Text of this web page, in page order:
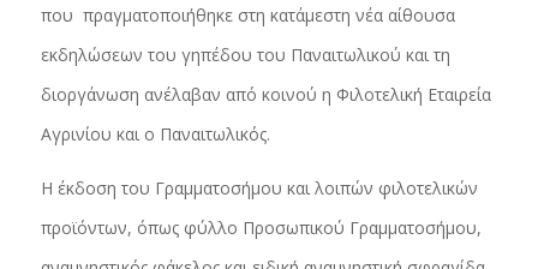
που πραγματοποιήθηκε στη κατάμεστη νέα αίθουσα
εκδηλώσεων του γηπέδου του Παναιτωλικού και τη
διοργάνωση ανέλαβαν από κοινού η Φιλοτελική Εταιρεία
Αγρινίου και ο Παναιτωλικός.
Η έκδοση του Γραμματοσήμου και λοιπών φιλοτελικών
προϊόντων, όπως φύλλο Προσωπικού Γραμματοσήμου,